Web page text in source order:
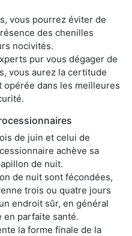
vous pourrez éviter de
des chenilles
nocivités.
pur vous dégager de
vous aurez la certitude
dans les meilleures
de juin et celui de
achève sa
de nuit.
de nuit sont fécondées,
trois ou quatre jours
endroit sûr, en général
en parfaite santé.
la forme finale de la